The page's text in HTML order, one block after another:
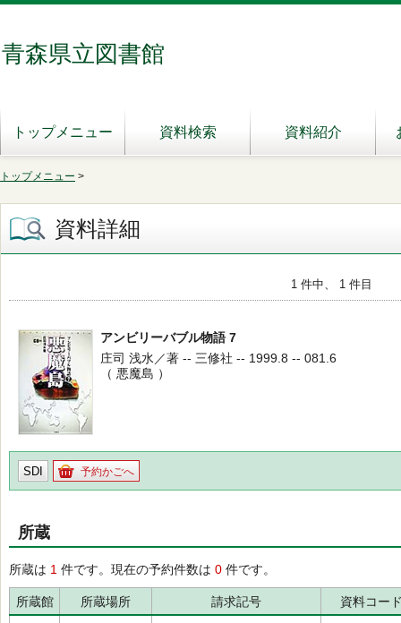
青森県立図書館
トップメニュー 資料検索 資料紹介
トップメニュー >
資料詳細
1 件中、 1 件目
アンビリーバブル物語 7
庄司 浅水／著 -- 三修社 -- 1999.8 -- 081.6
（ 悪魔島 ）
SDI 予約かごへ
所蔵
所蔵は 1 件です。現在の予約件数は 0 件です。
所蔵館 所蔵場所 請求記号 資料コー